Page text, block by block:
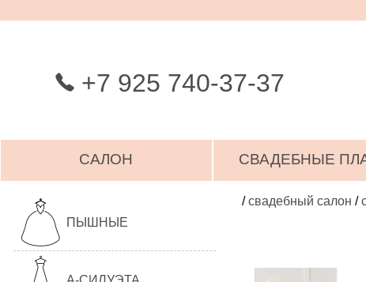
+7 925 740-37-37
САЛОН СВАДЕБНЫЕ
ПЫШНЫЕ
/свадебный салон /